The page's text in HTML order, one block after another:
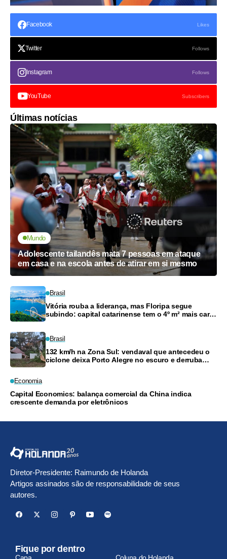
Facebook Likes
Twitter Follows
Instagram Follows
YouTube Subscribers
Últimas notícias
Mundo
Adolescente tailandês mata 7 pessoas em ataque
em casa e na escola antes de atirar em si mesmo
Brasil
Vitória rouba a liderança, mas Floripa segue
subindo: capital catarinense tem o 4º m² mais caro
Brasil
132 km/h na Zona Sul: vendaval que antecedeu o
ciclone deixa Porto Alegre no escuro e derruba
Economia
Capital Economics: balança comercial da China indica
crescente demanda por eletrônicos
Diretor-Presidente: Raimundo de Holanda
Artigos assinados são de responsabilidade de seus
autores.
Fique por dentro